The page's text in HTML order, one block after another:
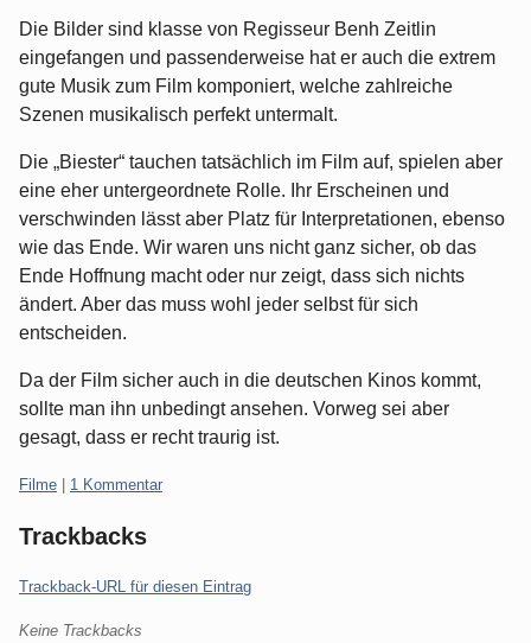
Die Bilder sind klasse von Regisseur Benh Zeitlin
eingefangen und passenderweise hat er auch die extrem
gute Musik zum Film komponiert, welche zahlreiche
Szenen musikalisch perfekt untermalt.
Die „Biester“ tauchen tatsächlich im Film auf, spielen aber
eine eher untergeordnete Rolle. Ihr Erscheinen und
verschwinden lässt aber Platz für Interpretationen, ebenso
wie das Ende. Wir waren uns nicht ganz sicher, ob das
Ende Hoffnung macht oder nur zeigt, dass sich nichts
ändert. Aber das muss wohl jeder selbst für sich
entscheiden.
Da der Film sicher auch in die deutschen Kinos kommt,
sollte man ihn unbedingt ansehen. Vorweg sei aber
gesagt, dass er recht traurig ist.
Kategorien:
Filme 1 Kommentar
Trackbacks
Trackback-URL für diesen Eintrag
Keine Trackbacks